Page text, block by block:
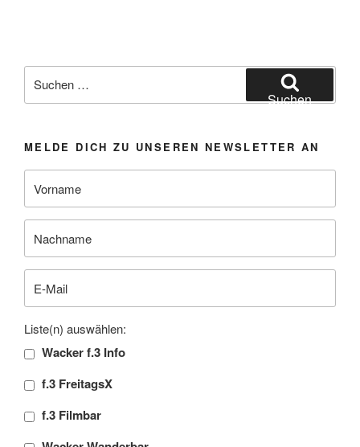
nach:
Suchen
MELDE DICH ZU UNSEREN NEWSLETTER AN
Liste(n) auswählen:
Wacker f.3 Info
f.3 FreitagsX
f.3 Filmbar